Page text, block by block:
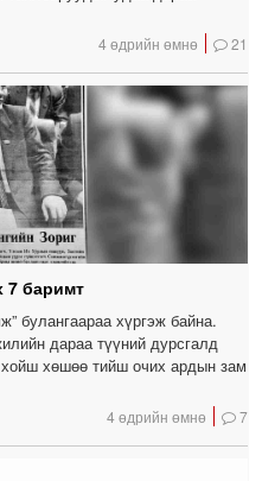
4 өдрийн өмнө 21
7 баримт
булангаараа хүргэж байна.
дараа түүний дурсгалд
хөшөө тийш очих ардын зам
4 өдрийн өмнө 7